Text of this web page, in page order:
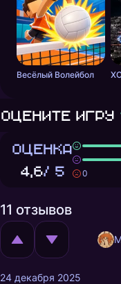
Весёлый Волейбол
Оцените игру
ОЦЕНКА
4,6/ 5
0
11 отзывов
24 декабря 2025